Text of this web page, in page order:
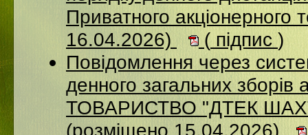
Приватного
16.04.2026)
( підпис )
Повідомлення через
денного загальних
ТОВАРИСТВО "ДТЕК
(розміщено 15.04.2026)